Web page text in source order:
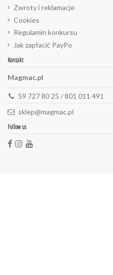
Zwroty i reklamacje
Cookies
Regulamin konkursu
Jak zapłacić PayPo
Kontakt
Magmac.pl
59 727 80 25 / 801 011 491
sklep@magmac.pl
Follow us